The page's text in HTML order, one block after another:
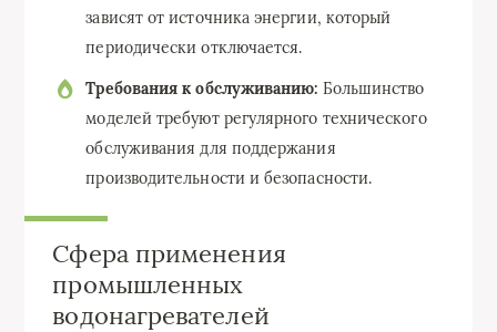
зависят от источника энергии, который
периодически отключается.
Требования к обслуживанию: Большинство
моделей требуют регулярного технического
обслуживания для поддержания
производительности и безопасности.
Сфера применения
промышленных
водонагревателей